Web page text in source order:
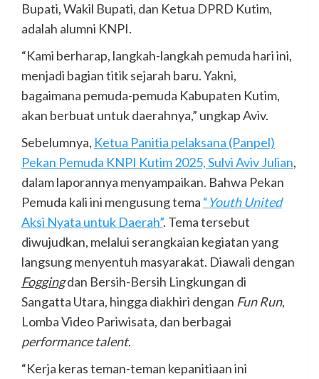
Bupati, Wakil Bupati, dan Ketua DPRD Kutim,
adalah alumni KNPI.
“Kami berharap, langkah-langkah pemuda hari ini,
menjadi bagian titik sejarah baru. Yakni,
bagaimana pemuda-pemuda Kabupaten Kutim,
akan berbuat untuk daerahnya,” ungkap Aviv.
Sebelumnya, Ketua Panitia pelaksana (Panpel)
Pekan Pemuda KNPI Kutim 2025, Sulvi Aviv Julian,
dalam laporannya menyampaikan. Bahwa Pekan
Pemuda kali ini mengusung tema “Youth United
Aksi Nyata untuk Daerah”. Tema tersebut
diwujudkan, melalui serangkaian kegiatan yang
langsung menyentuh masyarakat. Diawali dengan
Foggingdan Bersih-Bersih Lingkungan di
Sangatta Utara, hingga diakhiri dengan Fun Run,
Lomba Video Pariwisata, dan berbagai
performance talent.
“Kerja keras teman-teman kepanitiaan ini